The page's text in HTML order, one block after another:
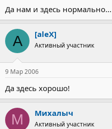
Да нам и здесь нормально...
A [aleX]
Активный участник
9 Мар 2006
Да здесь хорошо!
М Михалыч
Активный участник